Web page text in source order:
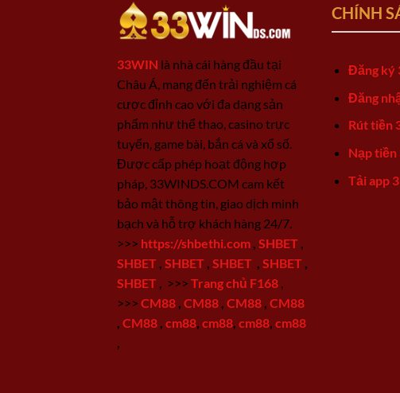
33WIN là nhà cái hàng đầu tại
Châu Á, mang đến trải nghiệm cá
cược đỉnh cao với đa dạng sản
phẩm như thể thao, casino trực
tuyến, game bài, bắn cá và xổ số.
Được cấp phép hoạt động hợp
pháp, 33WINDS.COM cam kết
bảo mật thông tin, giao dịch minh
bạch và hỗ trợ khách hàng 24/7.
>>> https://shbethi.com SHBET
SHBET SHBET SHBET SHBET
SHBET
>>> Trang chủ F168
>>> CM88 CM88 CM88 CM88
CM88 cm88 cm88 cm88 cm88
CHÍNH
Đăng ký
Đăng
Rút tiền
Nạp
Tải app